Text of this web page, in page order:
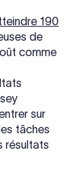
190
de
comme
sur
tâches
résultats